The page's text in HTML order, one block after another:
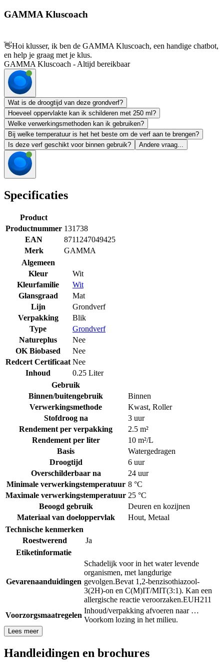
GAMMA Kluscoach
👋Hoi klusser, ik ben de GAMMA Kluscoach, een handige chatbot,
en help je graag met je klus.
GAMMA Kluscoach - Altijd bereikbaar
Wat is de droogtijd van deze grondverf?
Hoeveel oppervlakte kan ik schilderen met 250 ml?
Welke verwerkingsmethoden kan ik gebruiken?
Bij welke temperatuur is het het beste om de verf aan te brengen?
Is deze verf geschikt voor binnen gebruik?
Andere vraag...
Specificaties
Product
Productnummer 131738
EAN
8711247049425
Merk
GAMMA
Algemeen
Kleur
Wit
Kleurfamilie
Wit
Glansgraad
Mat
Lijn
Grondverf
Verpakking
Blik
Type
Grondverf
Natureplus
Nee
OK Biobased
Nee
Redcert Certificaat Nee
Inhoud
0.25 Liter
Gebruik
Binnen/buitengebruik
Binnen
Verwerkingsmethode
Kwast, Roller
Stofdroog na
3 uur
Rendement per verpakking
2.5 m²
Rendement per liter
10 m²/L
Basis
Watergedragen
Droogtijd
6 uur
Overschilderbaar na
24 uur
Minimale verwerkingstemperatuur 8 °C
Maximale verwerkingstemperatuur 25 °C
Beoogd gebruik
Deuren en kozijnen
Materiaal van doeloppervlak
Hout, Metaal
Technische kenmerken
Roestwerend
Ja
Etiketinformatie
Gevarenaanduidingen
Schadelijk voor in het water levende
organismen, met langdurige
gevolgen.Bevat 1,2-benzisothiazool-
3(2H)-on en C(M)IT/MIT(3:1). Kan een
allergische reactie veroorzaken.EUH211
Voorzorgsmaatregelen
Inhoud/verpakking afvoeren naar …
Voorkom lozing in het milieu.
Lees meer
Handleidingen en brochures